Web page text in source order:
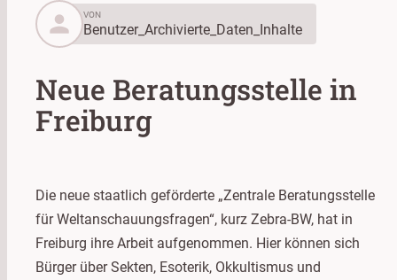
person
VON
Benutzer_Archivierte_Daten_Inhalte
Neue Beratungsstelle in
Freiburg
Die neue staatlich geförderte „Zentrale Beratungsstelle
für Weltanschauungsfragen“, kurz Zebra-BW, hat in
Freiburg ihre Arbeit aufgenommen. Hier können sich
Bürger über Sekten, Esoterik, Okkultismus und